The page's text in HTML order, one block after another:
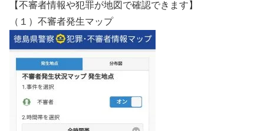
【不審者情報や犯罪が地図で確認できます】
（１）不審者発生マップ